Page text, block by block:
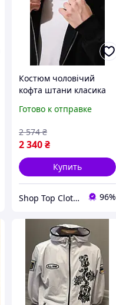
Костюм чоловічий
кофта штани класика
Готово к отправке
2 340 ₴
2 574 ₴
Купить
Shop Top Clothes 96%